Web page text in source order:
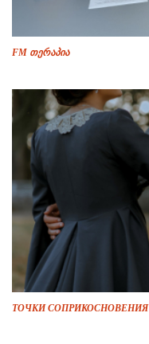
FM თერაპია
ТОЧКИ СОПРИКОСНОВЕНИЯ